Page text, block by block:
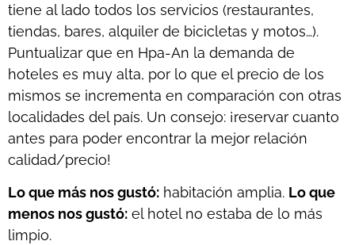
tiene al lado todos los servicios (restaurantes,
tiendas, bares, alquiler de bicicletas y motos…).
Puntualizar que en Hpa-An la demanda de
hoteles es muy alta, por lo que el precio de los
mismos se incrementa en comparación con otras
localidades del país. Un consejo: ¡reservar cuanto
antes para poder encontrar la mejor relación
calidad/precio!
Lo que más nos gustó: habitación amplia. Lo que
menos nos gustó: el hotel no estaba de lo más
limpio.